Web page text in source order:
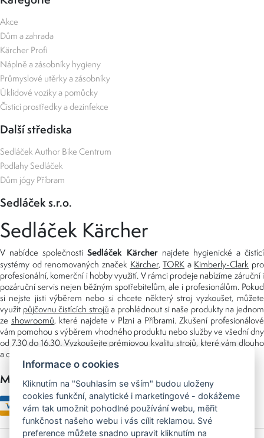
Akce
Dům a zahrada
Kärcher Profi
Náplně a zásobníky hygieny
Průmyslové utěrky a zásobníky
Úklidové vozíky a pomůcky
Čisticí prostředky a dezinfekce
Další střediska
Sedláček Author Bike Centrum
Podlahy Sedláček
Dům jógy Příbram
Sedláček s.r.o.
Sedláček Kärcher
V nabídce společnostiSedláček Kärchernajdete hygienické a čistící
systémy od renomovaných značek Kärcher,TORK a Kimberly-Clark pro
profesionální, komerční i hobby využití. V rámci prodeje nabízíme záruční i
pozáruční servis nejen běžným spotřebitelům, ale i profesionálům. Pokud
si nejste jisti výběrem nebo si chcete některý stroj vyzkoušet, můžete
využít půjčovnu čistících strojů a prohlédnout si naše produkty na jednom
ze showroomů, které najdete v Plzni a Příbrami. Zkušení profesionálové
vám pomohou s výběrem vhodného produktu nebo služby ve všední dny
od 7.30 do 16.30. Vyzkoušejte prémiovou kvalitu strojů, které vám dlouho
a dobře poslouží nejen doma, ale i v zaměstnání.
Možnosti platby
Informace o cookies
Kliknutím na "Souhlasím se vším" budou uloženy
cookies funkční, analytické i marketingové - dokážeme
vám tak umožnit pohodlné používání webu, měřit
funkčnost našeho webu i vás cílit reklamou. Své
preference můžete snadno upravit kliknutím na